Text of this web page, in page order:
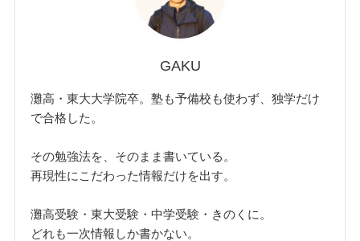
GAKU
灘高・東大大学院卒。塾も予備校も使わず、独学だけ
で合格した。
その勉強法を、そのまま書いている。
再現性にこだわった情報だけを出す。
灘高受験・東大受験・中学受験・きのくに。
どれも一次情報しか書かない。